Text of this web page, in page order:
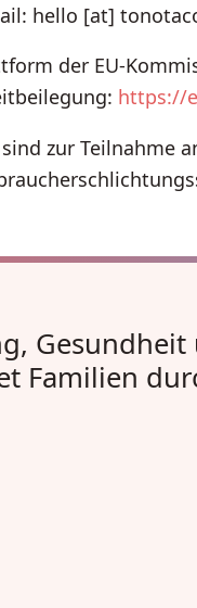
hello [at]
der EU-
https://
zur Teilnahme
Familien